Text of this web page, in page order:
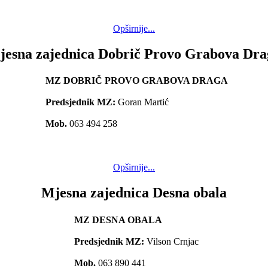
Opširnije...
zajednica Dobrič Provo Grabova
MZ DOBRIČ PROVO GRABOVA DRAGA
Predsjednik MZ: Goran Martić
Mob.063 494 258
Opširnije...
Mjesna zajednica Desna obala
MZ DESNA OBALA
Predsjednik MZ: Vilson Crnjac
Mob. 063 890 441